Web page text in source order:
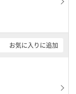
お気に入りに追加